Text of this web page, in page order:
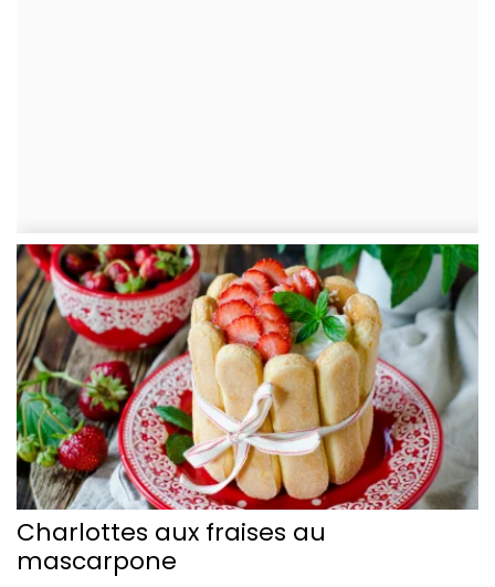
Charlottes aux fraises au
mascarpone